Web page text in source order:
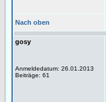
Nach oben
gosy
Anmeldedatum: 26.01.2013
Beiträge: 61